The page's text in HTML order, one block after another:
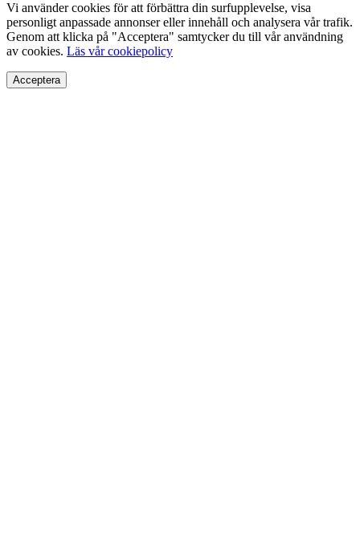
Vi använder cookies för att förbättra din surfupplevelse, visa
personligt anpassade annonser eller innehåll och analysera vår trafik.
Genom att klicka på "Acceptera" samtycker du till vår användning
av cookies. Läs vår cookiepolicy
Acceptera